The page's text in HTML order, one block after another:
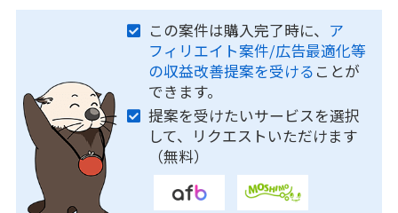
この案件は購入完了時に、 ア
フィリエイト案件/広告最適化等
の収益改善提案を受ける ことが
できます。
提案を受けたいサービスを選択
して、リクエストいただけます
（無料）